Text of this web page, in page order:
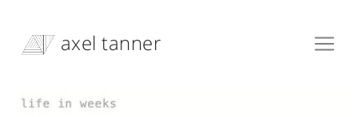
axel tanner